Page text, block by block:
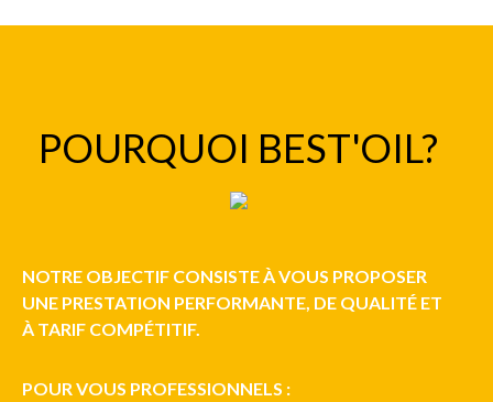
POURQUOI BEST'OIL?
NOTRE OBJECTIF CONSISTE À VOUS PROPOSER
UNE PRESTATION PERFORMANTE, DE QUALITÉ ET
À TARIF COMPÉTITIF.
POUR VOUS PROFESSIONNELS :